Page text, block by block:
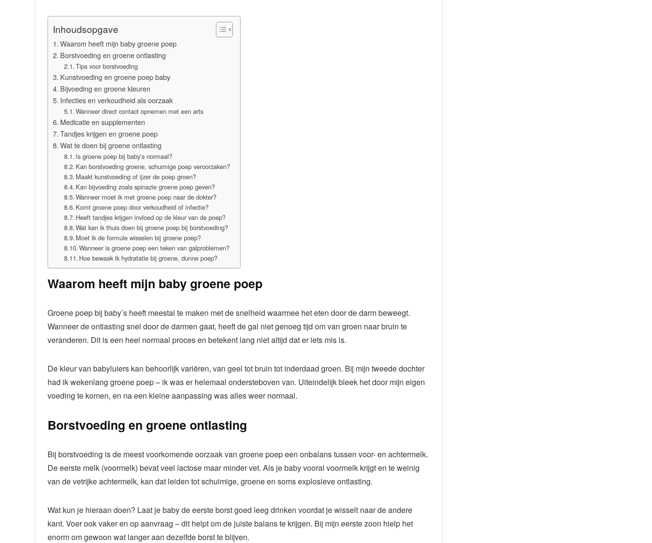
Inhoudsopgave
Waarom heeft mijn baby groene poep
Borstvoeding en groene ontlasting
Tips voor borstvoeding
Kunstvoeding en groene poep baby
Bijvoeding en groene kleuren
Infecties en verkoudheid als oorzaak
Wanneer direct contact opnemen met een arts
Medicatie en supplementen
Tandjes krijgen en groene poep
Wat te doen bij groene ontlasting
Is groene poep bij baby’s normaal?
Kan borstvoeding groene, schuimige poep veroorzaken?
Maakt kunstvoeding of ijzer de poep groen?
Kan bijvoeding zoals spinazie groene poep geven?
Wanneer moet ik met groene poep naar de dokter?
Komt groene poep door verkoudheid of infectie?
Heeft tandjes krijgen invloed op de kleur van de poep?
Wat kan ik thuis doen bij groene poep bij borstvoeding?
Moet ik de formule wisselen bij groene poep?
Wanneer is groene poep een teken van galproblemen?
Hoe bewaak ik hydratatie bij groene, dunne poep?
Waarom heeft mijn baby groene poep
Groene poep bij baby’s heeft meestal te maken met de snelheid waarmee het eten door de darm beweegt.
Wanneer de ontlasting snel door de darmen gaat, heeft de gal niet genoeg tijd om van groen naar bruin te
veranderen. Dit is een heel normaal proces en betekent lang niet altijd dat er iets mis is.
De kleur van babyluiers kan behoorlijk variëren, van geel tot bruin tot inderdaad groen. Bij mijn tweede dochter
had ik wekenlang groene poep – ik was er helemaal ondersteboven van. Uiteindelijk bleek het door mijn eigen
voeding te komen, en na een kleine aanpassing was alles weer normaal.
Borstvoeding en groene ontlasting
Bij borstvoeding is de meest voorkomende oorzaak van groene poep een onbalans tussen voor- en achtermelk.
De eerste melk (voormelk) bevat veel lactose maar minder vet. Als je baby vooral voormelk krijgt en te weinig
van de vetrijke achtermelk, kan dat leiden tot schuimige, groene en soms explosieve ontlasting.
Wat kun je hieraan doen? Laat je baby de eerste borst goed leeg drinken voordat je wisselt naar de andere
kant. Voer ook vaker en op aanvraag – dit helpt om de juiste balans te krijgen. Bij mijn eerste zoon hielp het
enorm om gewoon wat langer aan dezelfde borst te blijven.